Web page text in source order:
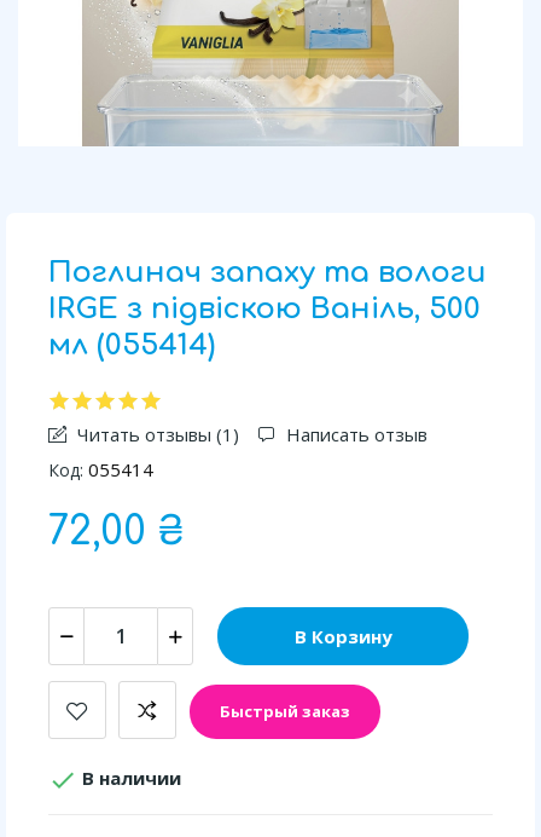
Поглинач запаху та вологи
IRGE з підвіскою Ваніль, 500
мл (055414)
Читать отзывы (1 ) Написать отзыв
Код: 055414
72,00 ₴
В Корзину
Быстрый заказ
 В наличии